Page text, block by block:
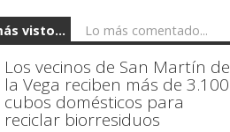
visto... Lo más comentado...
Los vecinos de San Martín de
la Vega reciben más de 3.100
cubos domésticos para
reciclar biorresiduos